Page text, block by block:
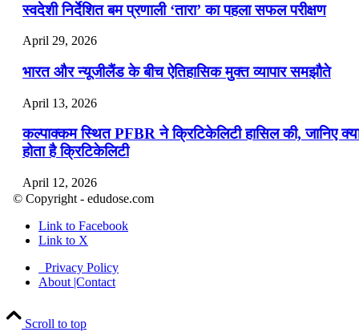
स्वदेशी निर्देशित बम प्रणाली ‘तारा’ का पहला सफल परीक्षण
April 29, 2026
भारत और न्यूजीलैंड के बीच ऐतिहासिक मुक्त व्यापार समझौते
April 13, 2026
कल्पाक्कम स्थित PFBR ने क्रिटिकेलिटी हासिल की, जानिए
होता है क्रिटिकेलिटी
April 12, 2026
April 9, 2026
नासा का आर्टेमिस-2 मिशन: मनुष्य एक बार फिर से चंद्रमा के
पहुंचा
April 7, 2026
© Copyright - edudose.com
Link to Facebook
Link to X
Privacy Policy
About |Contact
Scroll to top